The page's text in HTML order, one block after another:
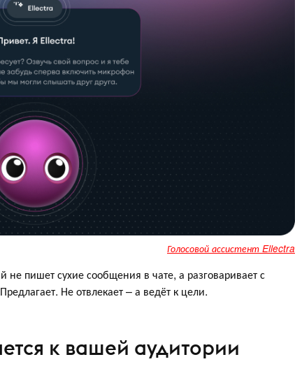
Голосовой ассистент Ellectra
не пишет сухие сообщения в чате, а разговаривает с
Не отвлекает – а ведёт к цели.
к вашей аудитории